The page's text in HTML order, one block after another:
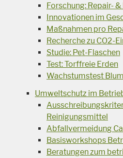
Forschung: Repair-
Innovationen im
Maßnahmen pro
Recherche zu CO2-
Studie: Pet-Flaschen
Test: Torffreie Erden
Wachstumstest
Umweltschutz im
Reinigungsmittel
Abfallvermeidung
Basisworkshops
Beratungen zum